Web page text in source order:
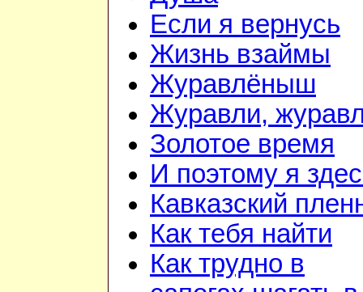
Если я вернусь
Жизнь взаймы
Журавлёныш
Журавли,
Золотое время
И поэтому я
Кавказский
Как тебя найти
Как трудно в